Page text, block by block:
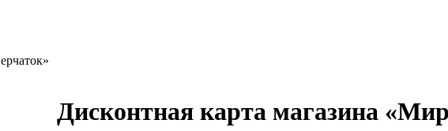
Дисконтная карта магазина